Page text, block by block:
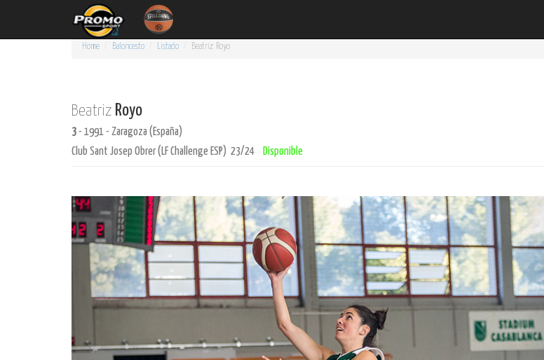
Home Baloncesto Listado Beatriz Royo
Beatriz Royo
3 - 1991 - Zaragoza (España)
Club Sant Josep Obrer (LF Challenge ESP) 23/24
Disponible